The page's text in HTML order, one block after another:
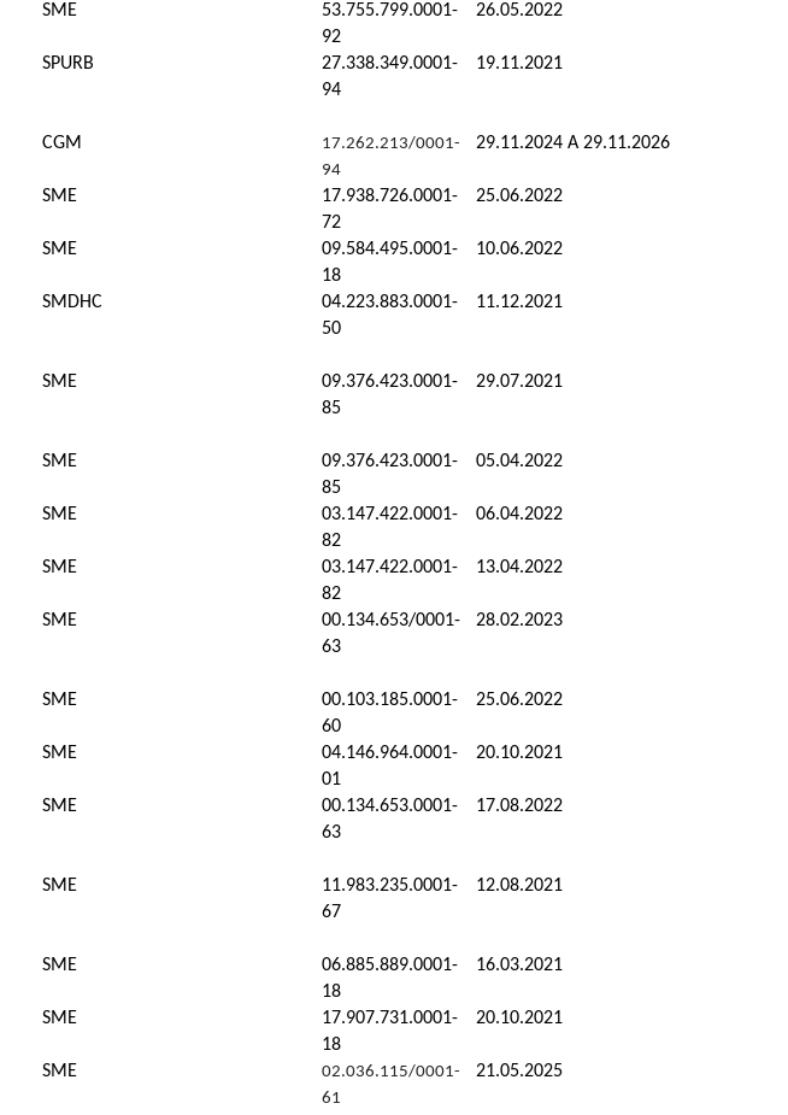
SME
53.755.799.0001-
92
26.05.2022
SPURB
27.338.349.0001-
94
19.11.2021
CGM
17.262.213/0001-
94
29.11.2024 A 29.11.2026
SME
17.938.726.0001-
72
25.06.2022
SME
09.584.495.0001-
18
10.06.2022
SMDHC
04.223.883.0001-
50
11.12.2021
SME
09.376.423.0001-
85
29.07.2021
SME
09.376.423.0001-
85
05.04.2022
SME
03.147.422.0001-
82
06.04.2022
SME
03.147.422.0001-
82
13.04.2022
SME
00.134.653/0001-
63
28.02.2023
SME
00.103.185.0001-
60
25.06.2022
SME
04.146.964.0001-
01
20.10.2021
SME
00.134.653.0001-
63
17.08.2022
SME
11.983.235.0001-
67
12.08.2021
SME
06.885.889.0001-
18
16.03.2021
SME
17.907.731.0001-
18
20.10.2021
SME
02.036.115/0001-
61
21.05.2025